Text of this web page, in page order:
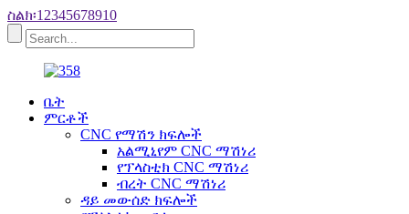
ስልክ፡12345678910
ቤት
ምርቶች
CNC የማሽን ክፍሎች
አልሚኒየም CNC ማሽነሪ
የፕላስቲክ CNC ማሽነሪ
ብረት CNC ማሽነሪ
ዳይ መውሰድ ክፍሎች